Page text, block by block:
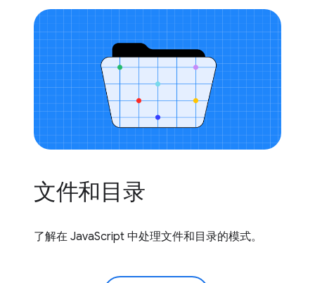
文件和目录
了解在 JavaScript 中处理文件和目录的模式。